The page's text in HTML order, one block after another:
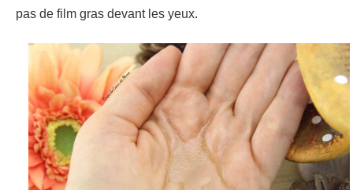
pas de film gras devant les yeux.